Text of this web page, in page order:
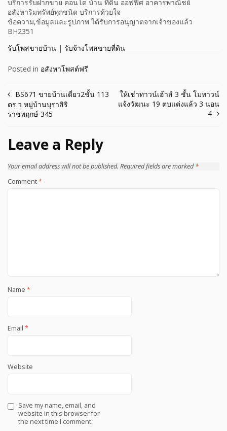
บริการรับฝากขาย คอนโด บ้าน ที่ดิน ออฟฟิศ อาคารพาณิชย์
อสังหาริมทรัพย์ทุกชนิด บริการด้วยใจ
ข้อความ,ข้อมูลและรูปภาพ ได้รับการอนุญาตจากเจ้าของแล้ว
BH2351
รับโพสขายบ้าน | รับจ้างโพสขายที่ดิน
Posted in อสังหาโพสต์ฟรี
Post
navigation
BS671 ขายบ้านเดี่ยว2ชั้น 113
ตร.ว หมู่บ้านบุราสิริ
ราชพฤกษ์-345
ให้เช่าทาวน์เฮ้าส์ 3 ชั้น โมทาวน์
แจ้งวัฒนะ 19 ตบแต่งแล้ว 3 นอน
4
Leave a Reply
Your email address will not be published. Required fields are marked*
Comment*
Name *
Email *
Website
Save my name, email, and
website in this browser for
the next time I comment.